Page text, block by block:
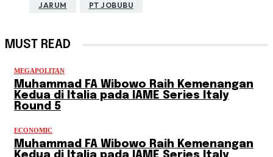
JARUM PT JOBUBU
MUST READ
MEGAPOLITAN
Muhammad FA Wibowo Raih Kemenangan
Kedua di Italia pada IAME Series Italy
Round 5
ECONOMIC
Muhammad FA Wibowo Raih Kemenangan